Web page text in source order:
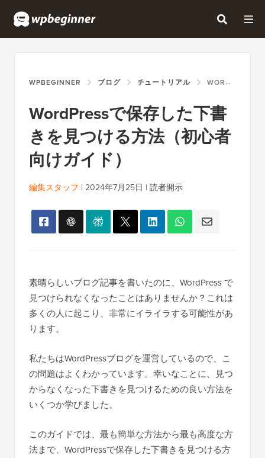
WPBEGINNER ブログ チュートリアル WORDPRESSで保存した下書きを見つける方法（初心者向けガイド）
WordPressで保存した下書
きを見つける方法（初心者
向けガイド）
編集スタッフ | 2024年7月25日 | 読者開示
素晴らしいブログ記事を書いたのに、WordPress で
見つけられなくなったことはありませんか？これは
多くの人に起こり、非常にイライラする可能性があ
ります。
私たちはWordPressブログを運営しているので、こ
の問題はよくわかっています。幸いなことに、見つ
からなくなった下書きを見つけるための良い方法を
いくつか学びました。
このガイドでは、最も簡単な方法から最も高度な方
法まで、WordPressで保存した下書きを見つける方